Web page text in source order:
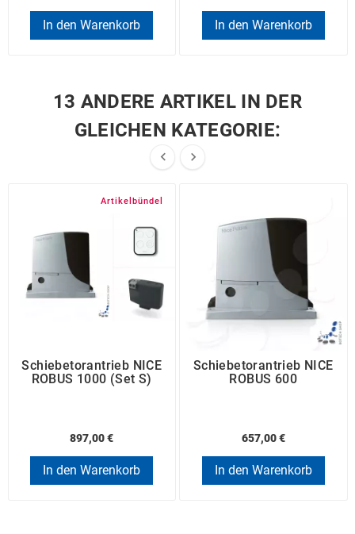
In den Warenkorb In den Warenkorb
13 ANDERE ARTIKEL IN DER
GLEICHEN KATEGORIE:
 
Artikelbündel
Schiebetorantrieb NICE
ROBUS 1000 (Set S)
897,00 €
In den Warenkorb
Schiebetorantrieb NICE
ROBUS 600
657,00 €
In den Warenkorb